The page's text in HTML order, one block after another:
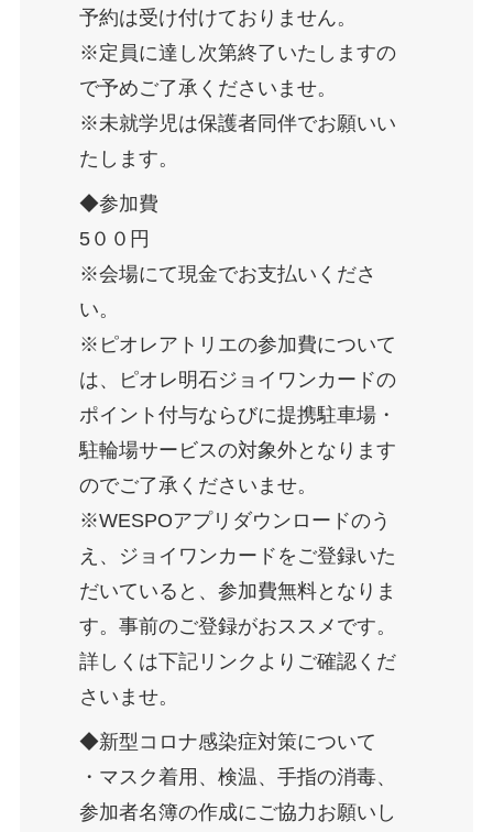
予約は受け付けておりません。
※定員に達し次第終了いたしますの
で予めご了承くださいませ。
※未就学児は保護者同伴でお願いい
たします。
◆参加費
5００円
※会場にて現金でお支払いくださ
い。
※ピオレアトリエの参加費について
は、ピオレ明石ジョイワンカードの
ポイント付与ならびに提携駐車場・
駐輪場サービスの対象外となります
のでご了承くださいませ。
※WESPOアプリダウンロードのう
え、ジョイワンカードをご登録いた
だいていると、参加費無料となりま
す。事前のご登録がおススメです。
詳しくは下記リンクよりご確認くだ
さいませ。
◆新型コロナ感染症対策について
・マスク着用、検温、手指の消毒、
参加者名簿の作成にご協力お願いし